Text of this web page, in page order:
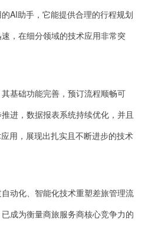
AI助手，它能提供合理的行程规划
，在细分领域的技术应用非常突
基础功能完善，预订流程顺畅可
进，数据报表系统持续优化，并且
用，展现出扎实且不断进步的技术
动化、智能化技术重塑差旅管理流
成为衡量商旅服务商核心竞争力的